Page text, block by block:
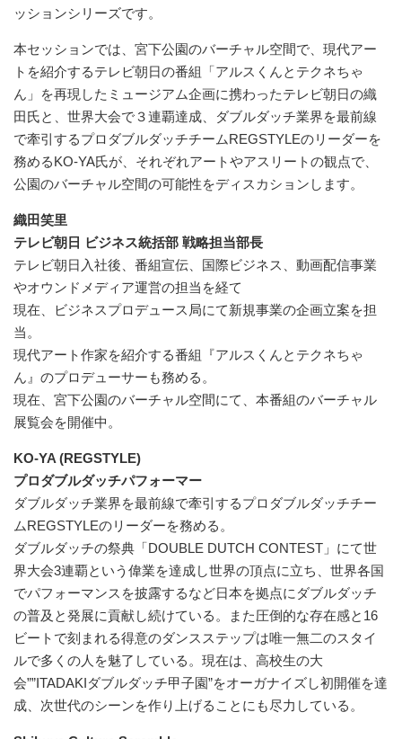
ッションシリーズです。
本セッションでは、宮下公園のバーチャル空間で、現代アー
トを紹介するテレビ朝日の番組「アルスくんとテクネちゃ
ん」を再現したミュージアム企画に携わったテレビ朝日の織
田氏と、世界大会で３連覇達成、ダブルダッチ業界を最前線
で牽引するプロダブルダッチチームREGSTYLEのリーダーを
務めるKO-YA氏が、それぞれアートやアスリートの観点で、
公園のバーチャル空間の可能性をディスカションします。
織田笑里
テレビ朝日 ビジネス統括部 戦略担当部長
テレビ朝日入社後、番組宣伝、国際ビジネス、動画配信事業
やオウンドメディア運営の担当を経て
現在、ビジネスプロデュース局にて新規事業の企画立案を担
当。
現代アート作家を紹介する番組『アルスくんとテクネちゃ
ん』のプロデューサーも務める。
現在、宮下公園のバーチャル空間にて、本番組のバーチャル
展覧会を開催中。
KO-YA (REGSTYLE)
プロダブルダッチパフォーマー
ダブルダッチ業界を最前線で牽引するプロダブルダッチチー
ムREGSTYLEのリーダーを務める。
ダブルダッチの祭典「DOUBLE DUTCH CONTEST」にて世
界大会3連覇という偉業を達成し世界の頂点に立ち、世界各国
でパフォーマンスを披露するなど日本を拠点にダブルダッチ
の普及と発展に貢献し続けている。また圧倒的な存在感と16
ビートで刻まれる得意のダンスステップは唯一無二のスタイ
ルで多くの人を魅了している。現在は、高校生の大
会””ITADAKIダブルダッチ甲子園”をオーガナイズし初開催を達
成、次世代のシーンを作り上げることにも尽力している。